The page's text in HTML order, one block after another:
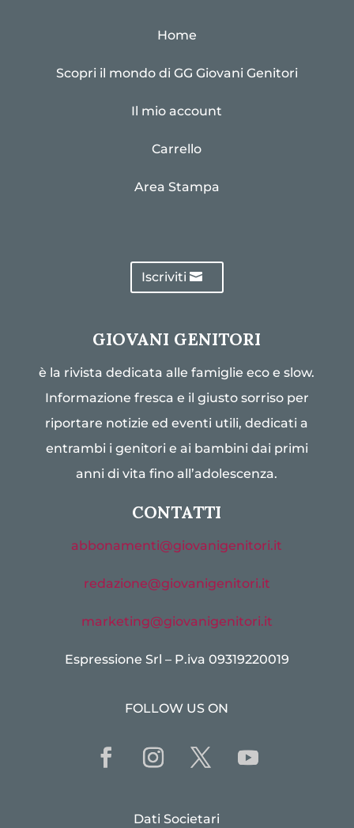
Home
Scopri il mondo di GG Giovani Genitori
Il mio account
Carrello
Area Stampa
Iscriviti
GIOVANI GENITORI
è la rivista dedicata alle famiglie eco e slow.
Informazione fresca e il giusto sorriso per
riportare notizie ed eventi utili, dedicati a
entrambi i genitori e ai bambini dai primi
anni di vita fino all’adolescenza.
CONTATTI
abbonamenti@giovanigenitori.it
redazione@giovanigenitori.it
marketing@giovanigenitori.it
Espressione Srl – P.iva 09319220019
FOLLOW US ON
Dati Societari